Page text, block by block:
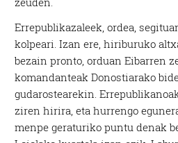
Errepublikazaleek, ordea,
kolpeari. Izan ere, hiriburuko
bezain pronto, orduan Eibarren
komandanteak Donostiarako
gudarostearekin.
ziren hirira, eta hurrengo
menpe geraturiko puntu denak